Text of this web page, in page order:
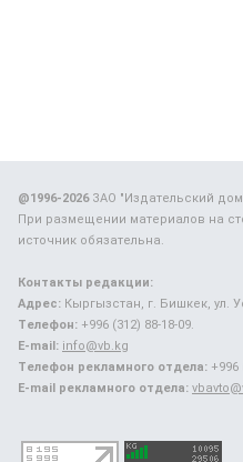
@1996-2026ЗАО "Издательский
При размещении материалов на
источник обязательна.
Контакты редакции:
Адрес: Кыргызстан, г. Бишкек, ул.
Телефон: +996 (312) 88-18-09.
E-mail: info@vb.kg
Телефон рекламного отдела: +996
E-mail рекламного отдела: